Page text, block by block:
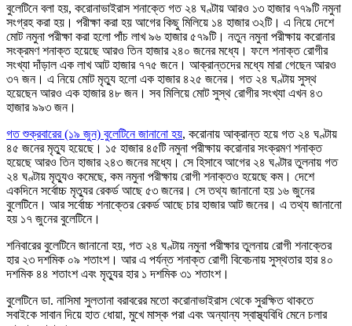
বুলেটিনে বলা হয়, করোনাভাইরাস শনাক্তে গত ২৪ ঘণ্টায় আরও ১৩ হাজার ৭৭৯টি নমুনা
সংগ্রহ করা হয়। পরীক্ষা করা হয় আগের কিছু মিলিয়ে ১৪ হাজার ৩২টি। এ নিয়ে দেশে
মোট নমুনা পরীক্ষা করা হলো পাঁচ লাখ ৯৬ হাজার ৫৭৯টি। নতুন নমুনা পরীক্ষায় করোনার
সংক্রমণ শনাক্ত হয়েছে আরও তিন হাজার ২৪০ জনের মধ্যে। ফলে শনাক্ত রোগীর
সংখ্যা দাঁড়াল এক লাখ আট হাজার ৭৭৫ জনে। আক্রান্তদের মধ্যে মারা গেছেন আরও
৩৭ জন। এ নিয়ে মোট মৃত্যু হলো এক হাজার ৪২৫ জনের। গত ২৪ ঘণ্টায় সুস্থ
হয়েছেন আরও এক হাজার ৪৮ জন। সব মিলিয়ে মোট সুস্থ রোগীর সংখ্যা এখন ৪৩
হাজার ৯৯৩ জন।
গত শুক্রবারের (১৯ জুন) বুলেটিনে জানানো হয়, করোনায় আক্রান্ত হয়ে গত ২৪ ঘণ্টায়
৪৫ জনের মৃত্যু হয়েছে। ১৫ হাজার ৪৫টি নমুনা পরীক্ষায় করোনার সংক্রমণ শনাক্ত
হয়েছে আরও তিন হাজার ২৪৩ জনের মধ্যে। সে হিসাবে আগের ২৪ ঘণ্টার তুলনায় গত
২৪ ঘণ্টায় মৃত্যুও কমেছে, কম নমুনা পরীক্ষায় রোগী শনাক্তও হয়েছে কম। দেশে
একদিনে সর্বোচ্চ মৃত্যুর রেকর্ড আছে ৫৩ জনের। সে তথ্য জানানো হয় ১৬ জুনের
বুলেটিনে। আর সর্বোচ্চ শনাক্তের রেকর্ড আছে চার হাজার আট জনের। এ তথ্য জানানো
হয় ১৭ জুনের বুলেটিনে।
শনিবারের বুলেটিনে জানানো হয়, গত ২৪ ঘণ্টায় নমুনা পরীক্ষার তুলনায় রোগী শনাক্তের
হার ২৩ দশমিক ০৯ শতাংশ। আর এ পর্যন্ত শনাক্ত রোগী বিবেচনায় সুস্থতার হার ৪০
দশমিক ৪৪ শতাংশ এবং মৃত্যুর হার ১ দশমিক ৩১ শতাংশ।
বুলেটিনে ডা. নাসিমা সুলতানা বরাবরের মতো করোনাভাইরাস থেকে সুরক্ষিত থাকতে
সবাইকে সাবান দিয়ে হাত ধোয়া, মুখে মাস্ক পরা এবং অন্যান্য স্বাস্থ্যবিধি মেনে চলার